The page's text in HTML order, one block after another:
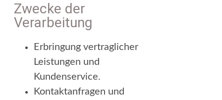
Zwecke der
Verarbeitung
Erbringung vertraglicher
Leistungen und
Kundenservice.
Kontaktanfragen und